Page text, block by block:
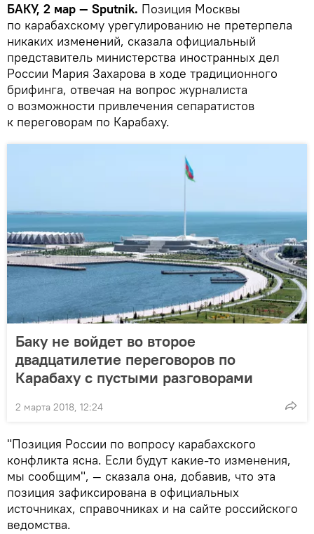
БАКУ, 2 мар — Sputnik. Позиция Москвы
по карабахскому урегулированию не претерпела
никаких изменений, сказала официальный
представитель министерства иностранных дел
России Мария Захарова в ходе традиционного
брифинга, отвечая на вопрос журналиста
о возможности привлечения сепаратистов
к переговорам по Карабаху.
Баку не войдет во второе
двадцатилетие переговоров по
Карабаху с пустыми разговорами
2 марта 2018, 12:24
"Позиция России по вопросу карабахского
конфликта ясна. Если будут какие-то изменения,
мы сообщим", — сказала она, добавив, что эта
позиция зафиксирована в официальных
источниках, справочниках и на сайте российского
ведомства.